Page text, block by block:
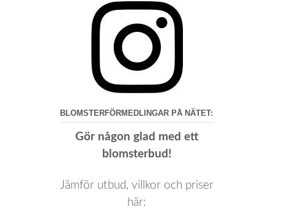
BLOMSTERFÖRMEDLINGAR PÅ NÄTET:
Gör någon glad med ett
blomsterbud!
Jämför utbud, villkor och priser
här: